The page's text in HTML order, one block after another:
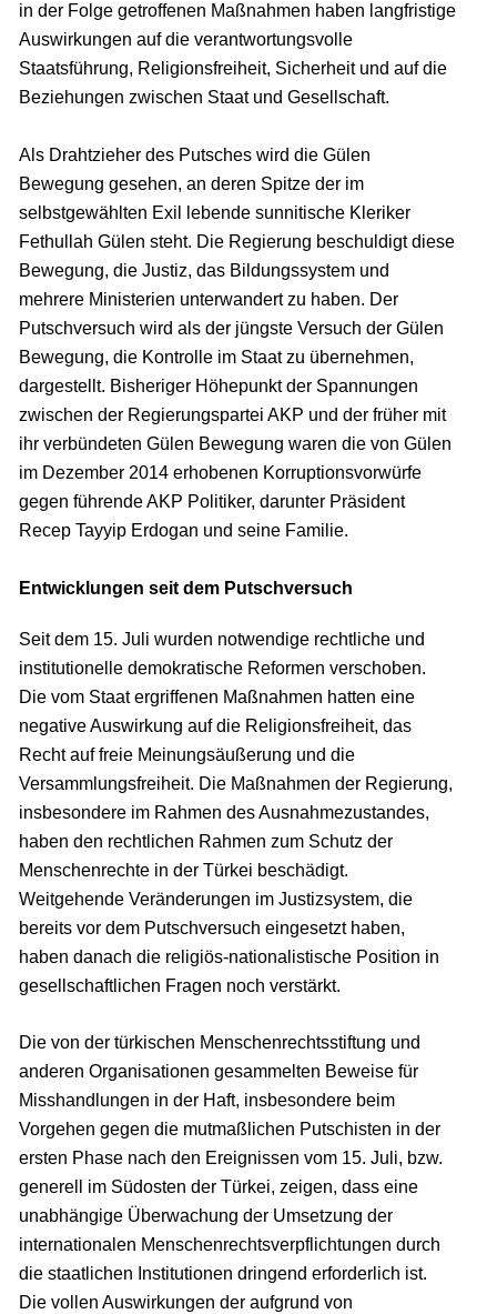
in der Folge getroffenen Maßnahmen haben langfristige
Auswirkungen auf die verantwortungsvolle
Staatsführung, Religionsfreiheit, Sicherheit und auf die
Beziehungen zwischen Staat und Gesellschaft.
Als Drahtzieher des Putsches wird die Gülen
Bewegung gesehen, an deren Spitze der im
selbstgewählten Exil lebende sunnitische Kleriker
Fethullah Gülen steht. Die Regierung beschuldigt diese
Bewegung, die Justiz, das Bildungssystem und
mehrere Ministerien unterwandert zu haben. Der
Putschversuch wird als der jüngste Versuch der Gülen
Bewegung, die Kontrolle im Staat zu übernehmen,
dargestellt. Bisheriger Höhepunkt der Spannungen
zwischen der Regierungspartei AKP und der früher mit
ihr verbündeten Gülen Bewegung waren die von Gülen
im Dezember 2014 erhobenen Korruptionsvorwürfe
gegen führende AKP Politiker, darunter Präsident
Recep Tayyip Erdogan und seine Familie.
Entwicklungen seit dem Putschversuch
Seit dem 15. Juli wurden notwendige rechtliche und
institutionelle demokratische Reformen verschoben.
Die vom Staat ergriffenen Maßnahmen hatten eine
negative Auswirkung auf die Religionsfreiheit, das
Recht auf freie Meinungsäußerung und die
Versammlungsfreiheit. Die Maßnahmen der Regierung,
insbesondere im Rahmen des Ausnahmezustandes,
haben den rechtlichen Rahmen zum Schutz der
Menschenrechte in der Türkei beschädigt.
Weitgehende Veränderungen im Justizsystem, die
bereits vor dem Putschversuch eingesetzt haben,
haben danach die religiös-nationalistische Position in
gesellschaftlichen Fragen noch verstärkt.
Die von der türkischen Menschenrechtsstiftung und
anderen Organisationen gesammelten Beweise für
Misshandlungen in der Haft, insbesondere beim
Vorgehen gegen die mutmaßlichen Putschisten in der
ersten Phase nach den Ereignissen vom 15. Juli, bzw.
generell im Südosten der Türkei, zeigen, dass eine
unabhängige Überwachung der Umsetzung der
internationalen Menschenrechtsverpflichtungen durch
die staatlichen Institutionen dringend erforderlich ist.
Die vollen Auswirkungen der aufgrund von